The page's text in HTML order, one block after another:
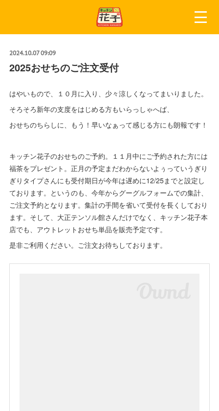
2024.10.07 09:09
2025おせちのご注文受付
はやいもので、１０月に入り、少々涼しくなってまいりました。
そろそろ新年の支度をはじめる方もいらっしゃへば、
おせちのちらしに、もう！早いなぁって感じる方にも朗報です！
キッチン花子のおせちのご予約。１１月中にご予約された方には
福茶をプレゼント。正月の予定まだわからないよぅっていうぎり
ぎりタイプさんにも受付期日が今年は遅めに12/25までと設定し
ております。というのも、今年からグーグルフォームでの集計、
ご注文予約となります。集計の手間を省いて受付を長くしており
ます。そして、大正テンソル館さんだけでなく、キッチン花子本
店でも、アウトレットおせち単品を販売予定です。
是非ご利用ください。ご注文お待ちしております。